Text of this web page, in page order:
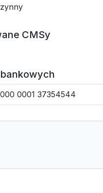
CMSy
0001 37354544